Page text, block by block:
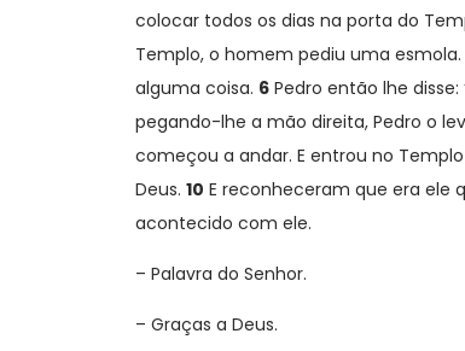
colocar todos os dias na porta do
Templo, o homem pediu uma esmola.
alguma coisa. 6 Pedro então lhe
pegando-lhe a mão direita, Pedro o
começou a andar. E entrou no
Deus. 10 E reconheceram que era ele
acontecido com ele.
– Palavra do Senhor.
– Graças a Deus.